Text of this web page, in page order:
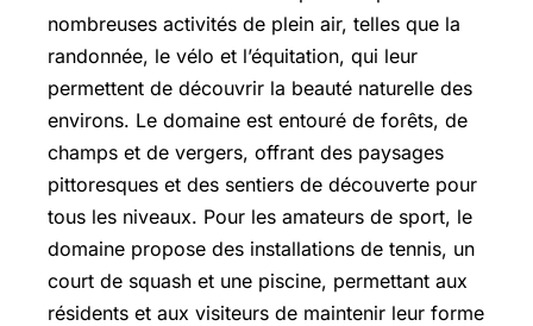
nombreuses activités de plein air, telles que la
randonnée, le vélo et l’équitation, qui leur
permettent de découvrir la beauté naturelle des
environs. Le domaine est entouré de forêts, de
champs et de vergers, offrant des paysages
pittoresques et des sentiers de découverte pour
tous les niveaux. Pour les amateurs de sport, le
domaine propose des installations de tennis, un
court de squash et une piscine, permettant aux
résidents et aux visiteurs de maintenir leur forme